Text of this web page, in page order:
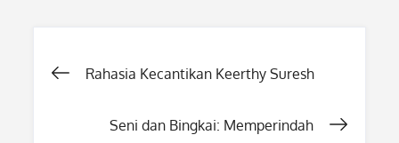
Post
navigation
Rahasia Kecantikan Keerthy Suresh
Seni dan Bingkai: Memperindah